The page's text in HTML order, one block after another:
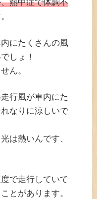
熱中症で体調不
にたくさんの風
しょ！
ん。
行風が車内にた
なりに涼しいで
は熱いんです、
で走行していて
とがあります。